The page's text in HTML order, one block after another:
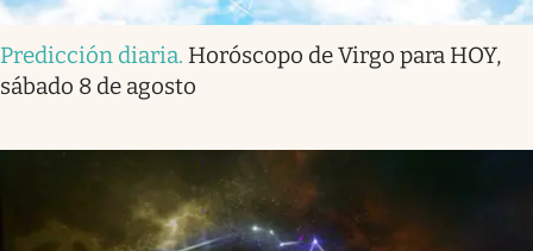
Predicción diaria. Horóscopo de Virgo para HOY,
sábado 8 de agosto